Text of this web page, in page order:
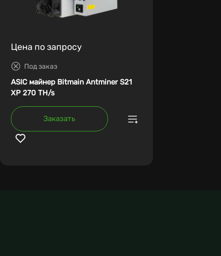
Цена по запросу
Под заказ
ASIC майнер Bitmain Antminer S21
XP 270 TH/s
Заказать